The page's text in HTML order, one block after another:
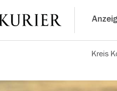
Kreis